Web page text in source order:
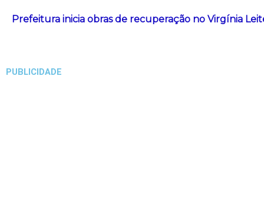
Prefeitura inicia obras de recuperação no Virgínia
PUBLICIDADE